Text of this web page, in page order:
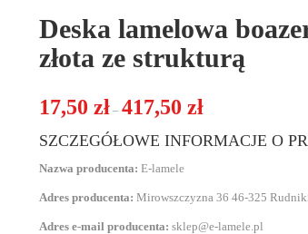
Deska lamelowa
złota ze strukturą
17,50 zł – 417,50 zł
SZCZEGÓŁOWE INFORMACJE O
Nazwa producenta: E-lamele
Adres producenta: Mirowszczyzna 36 46-325
Adres e-mail producenta: sklep@e-lamele.pl